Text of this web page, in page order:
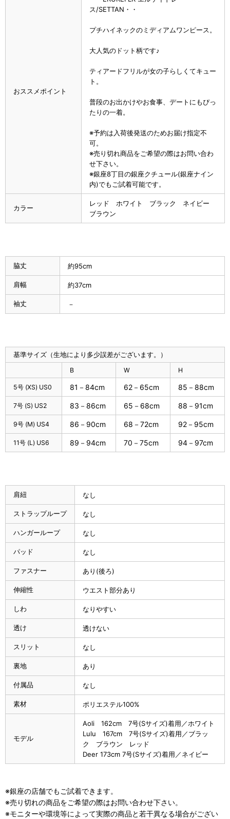
おススメポイント
ス/SETTAN・・
プチハイネックのミディアムワンピース。
大人気のドット柄です♪
ティアードフリルが女の子らしくてキュー
ト。
普段のお出かけやお食事、デートにもぴっ
たりの一着。
※予約は入荷後発送のためお届け指定不
可。
※売り切れ商品をご希望の際はお問い合わ
せ下さい。
※銀座8丁目の銀座クチュール(銀座ナイン
内)でもご試着可能です。
カラー
レッド ホワイト ブラック ネイビー
ブラウン
脇丈 約95cm
肩幅 約37cm
袖丈 －
基準サイズ（生地により多少誤差がございます。）
B W H
5号 (XS) US0 81－84cm 62－65cm 85－88cm
7号 (S) US2 83－86cm 65－68cm 88－91cm
9号 (M) US4 86－90cm 68－72cm 92－95cm
11号 (L) US6 89－94cm 70－75cm 94－97cm
肩紐 なし
ストラップループ なし
ハンガーループ なし
パッド なし
ファスナー あり(後ろ)
伸縮性 ウエスト部分あり
しわ なりやすい
透け 透けない
スリット なし
裏地 あり
付属品 なし
素材 ポリエステル100%
モデル
Aoli 162cm 7号(Sサイズ)着用／ホワイト
Lulu 167cm 7号(Sサイズ)着用／ブラッ
ク ブラウン レッド
Deer 173cm 7号(Sサイズ)着用／ネイビー
※銀座の店舗でもご試着できます。
※売り切れの商品をご希望の際はお問い合わせ下さい。
※モニターや環境等によって実際の商品と若干異なる場合がござい